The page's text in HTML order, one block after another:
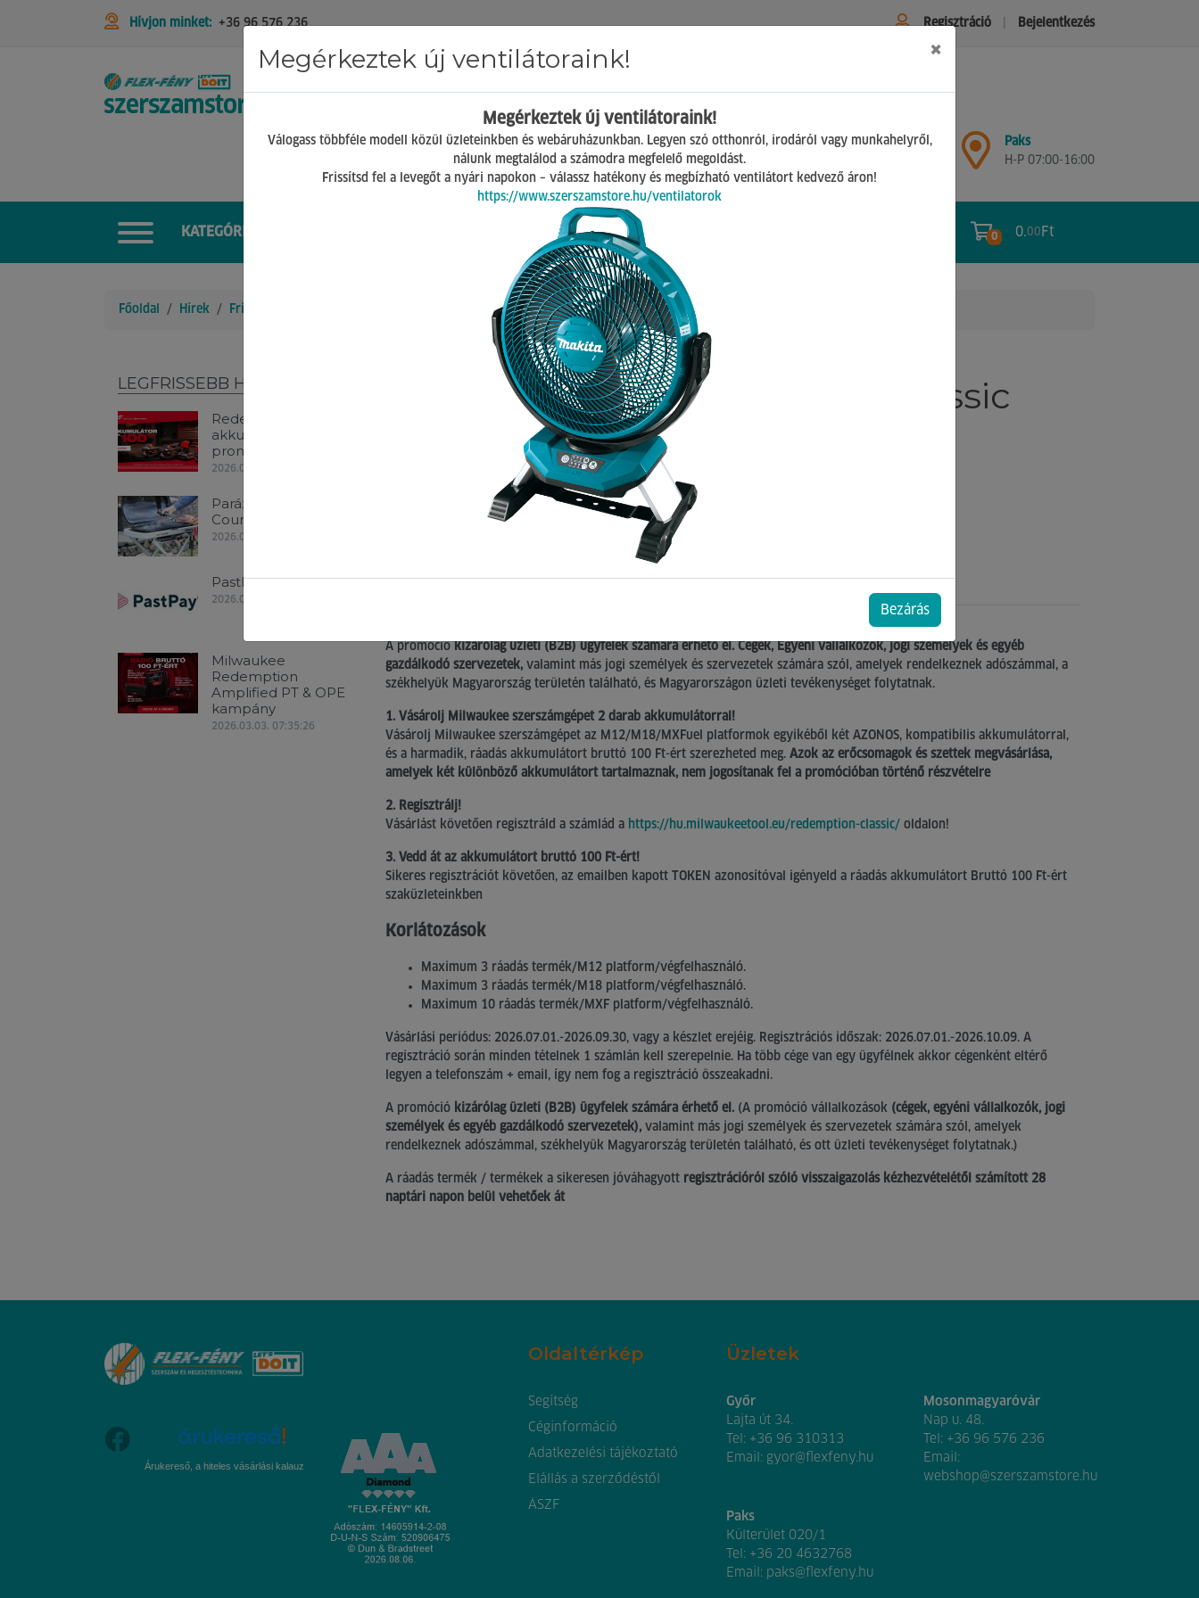
Hívjon minket: +36 96 576 236 Regisztráció Bejelentkezés
STIHL Hírek ÁSZF GY.I.K. Kapcsolat
Mosonmagyaróvár
H-P 07:00-17:00
Sz 08:00-12:00
Győr
Sz 08:00-12:00
Paks
H-P 07:00-16:00
KATEGÓRIÁK 0 0.00 Ft
Főoldal Hírek Friss hírek Redemption Classic akkumulátoros promóció!
LEGFRISSEBB HÍREK
Redemption Classic
akkumulátoros
promóció!
2026.07.06. 09:01:33
Parázs és Füst -
Country grill
2026.06.05. 08:24:49
PastPay
2026.04.16. 09:35:20
Milwaukee
Redemption
Amplified PT & OPE
kampány
2026.03.03. 07:35:26
Redemption Classic
akkumulátoros
promóció!
2026.07.06. 09:01:33
A promóció kizárólag üzleti (B2B) ügyfelek számára érhető el. Cégek, Egyéni vállalkozók, jogi személyek és egyéb
gazdálkodó szervezetek, valamint más jogi személyek és szervezetek számára szól, amelyek rendelkeznek adószámmal, a
székhelyük Magyarország területén található, és Magyarországon üzleti tevékenységet folytatnak.
1. Vásárolj Milwaukee szerszámgépet 2 darab akkumulátorral!
Vásárolj Milwaukee szerszámgépet az M12/M18/MXFuel platformok egyikéből két AZONOS, kompatibilis akkumulátorral,
és a harmadik, ráadás akkumulátort bruttó 100 Ft-ért szerezheted meg. Azok az erőcsomagok és szettek megvásárlása,
amelyek két különböző akkumulátort tartalmaznak, nem jogosítanak fel a promócióban történő részvételre
2. Regisztrálj!
Vásárlást követően regisztráld a számlád a https://hu.milwaukeetool.eu/redemption-classic/ oldalon!
3. Vedd át az akkumulátort bruttó 100 Ft-ért!
Sikeres regisztrációt követően, az emailben kapott TOKEN azonosítóval igényeld a ráadás akkumulátort Bruttó 100 Ft-ért
szaküzleteinkben
Korlátozások
Maximum 3 ráadás termék/M12 platform/végfelhasználó.
Maximum 3 ráadás termék/M18 platform/végfelhasználó.
Maximum 10 ráadás termék/MXF platform/végfelhasználó.
Vásárlási periódus: 2026.07.01.-2026.09.30, vagy a készlet erejéig. Regisztrációs időszak: 2026.07.01.-2026.10.09. A
regisztráció során minden tételnek 1 számlán kell szerepelnie. Ha több cége van egy ügyfélnek akkor cégenként eltérő
legyen a telefonszám + email, így nem fog a regisztráció összeakadni.
A promóció kizárólag üzleti (B2B) ügyfelek számára érhető el. (A promóció vállalkozások (cégek, egyéni vállalkozók, jogi
személyek és egyéb gazdálkodó szervezetek), valamint más jogi személyek és szervezetek számára szól, amelyek
rendelkeznek adószámmal, székhelyük Magyarország területén található, és ott üzleti tevékenységet folytatnak.)
A ráadás termék / termékek a sikeresen jóváhagyott regisztrációról szóló visszaigazolás kézhezvételétől számított 28
naptári napon belül vehetőek át
Árukereső, a hiteles vásárlási kalauz
Oldaltérkép
Segítség
Céginformáció
Adatkezelési tájékoztató
Elállás a szerződéstől
ÁSZF
Üzletek
Győr
Lajta út 34.
Tel: +36 96 310313
Email: gyor@flexfeny.hu
Mosonmagyaróvár
Nap u. 48.
Tel: +36 96 576 236
Email:
webshop@szerszamstore.hu
Paks
Külterület 020/1
Tel: +36 20 4632768
Email: paks@flexfeny.hu
Megérkeztek új ventilátoraink! ×
Megérkeztek új ventilátoraink!
Válogass többféle modell közül üzleteinkben és webáruházunkban. Legyen szó otthonról, irodáról vagy munkahelyről,
nálunk megtalálod a számodra megfelelő megoldást.
Frissítsd fel a levegőt a nyári napokon – válassz hatékony és megbízható ventilátort kedvező áron!
https://www.szerszamstore.hu/ventilatorok
Bezárás